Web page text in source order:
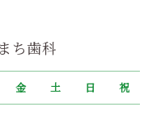
ち歯科
金 土 日 祝